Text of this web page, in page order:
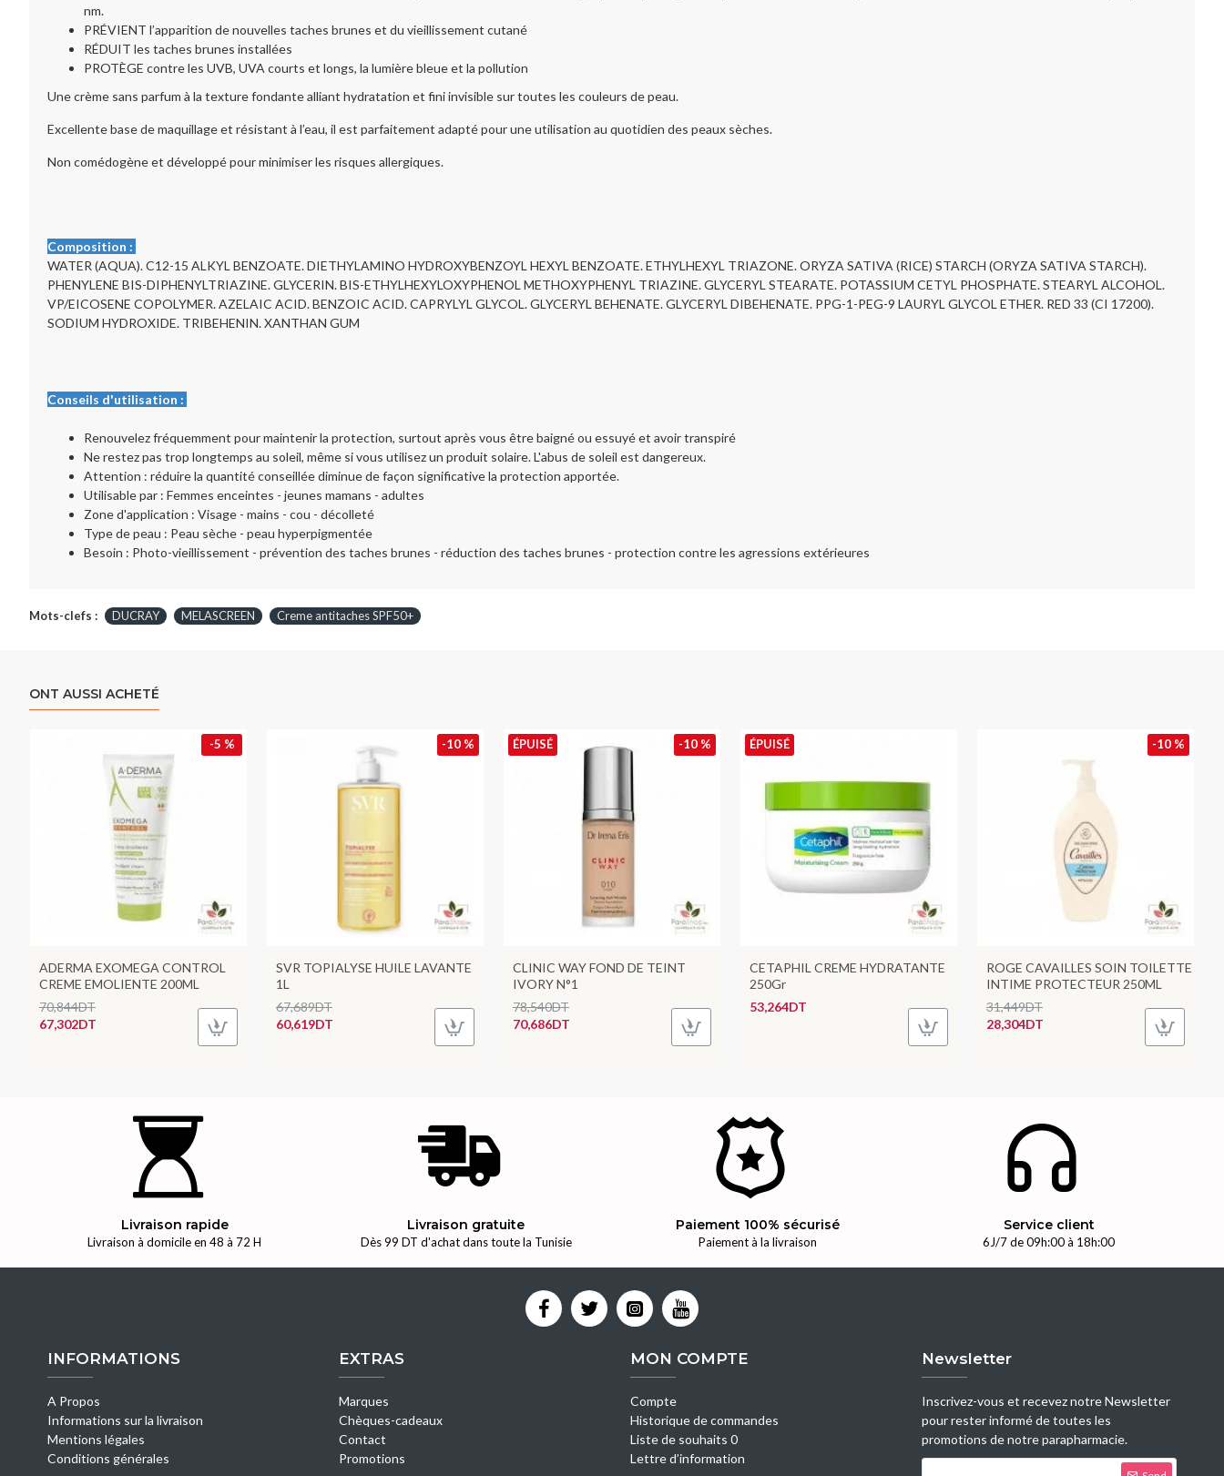
nm.
PRÉVIENT l’apparition de nouvelles taches brunes et du vieillissement cutané
RÉDUIT les taches brunes installées
PROTÈGE contre les UVB, UVA courts et longs, la lumière bleue et la pollution
Une crème sans parfum à la texture fondante alliant hydratation et fini invisible sur toutes les couleurs de peau.
Excellente base de maquillage et résistant à l’eau, il est parfaitement adapté pour une utilisation au quotidien des peaux sèches.
Non comédogène et développé pour minimiser les risques allergiques.
Composition :
WATER (AQUA). C12-15 ALKYL BENZOATE. DIETHYLAMINO HYDROXYBENZOYL HEXYL BENZOATE. ETHYLHEXYL TRIAZONE. ORYZA SATIVA (RICE) STARCH (ORYZA SATIVA STARCH).
PHENYLENE BIS-DIPHENYLTRIAZINE. GLYCERIN. BIS-ETHYLHEXYLOXYPHENOL METHOXYPHENYL TRIAZINE. GLYCERYL STEARATE. POTASSIUM CETYL PHOSPHATE. STEARYL ALCOHOL.
VP/EICOSENE COPOLYMER. AZELAIC ACID. BENZOIC ACID. CAPRYLYL GLYCOL. GLYCERYL BEHENATE. GLYCERYL DIBEHENATE. PPG-1-PEG-9 LAURYL GLYCOL ETHER. RED 33 (CI 17200).
SODIUM HYDROXIDE. TRIBEHENIN. XANTHAN GUM
Conseils d'utilisation :
Renouvelez fréquemment pour maintenir la protection, surtout après vous être baigné ou essuyé et avoir transpiré
Ne restez pas trop longtemps au soleil, même si vous utilisez un produit solaire. L'abus de soleil est dangereux.
Attention : réduire la quantité conseillée diminue de façon significative la protection apportée.
Utilisable par : Femmes enceintes - jeunes mamans - adultes
Zone d'application : Visage - mains - cou - décolleté
Type de peau : Peau sèche - peau hyperpigmentée
Besoin : Photo-vieillissement - prévention des taches brunes - réduction des taches brunes - protection contre les agressions extérieures
Mots-clefs : DUCRAY MELASCREEN Creme antitaches SPF50+
ONT AUSSI ACHETÉ
-5 %
ADERMA EXOMEGA CONTROL
CREME EMOLIENTE 200ML
67,302DT
70,844DT
-10 %
SVR TOPIALYSE HUILE LAVANTE
1L
60,619DT
67,689DT
-10 %
ÉPUISÉ
CLINIC WAY FOND DE TEINT
IVORY N°1
70,686DT
78,540DT
ÉPUISÉ
CETAPHIL CREME HYDRATANTE
250Gr
53,264DT
-10 %
ROGE CAVAILLES SOIN TOILETTE
INTIME PROTECTEUR 250ML
28,304DT
31,449DT
Livraison rapide
Livraison à domicile en 48 à 72 H
Livraison gratuite
Dès 99 DT d'achat dans toute la Tunisie
Paiement 100% sécurisé
Paiement à la livraison
Service client
6J/7 de 09h:00 à 18h:00
INFORMATIONS
A Propos
Informations sur la livraison
Mentions légales
Conditions générales
EXTRAS
Marques
Chèques-cadeaux
Contact
Promotions
MON COMPTE
Compte
Historique de commandes
Liste de souhaits 0
Lettre d’information
Newsletter
Inscrivez-vous et recevez notre Newsletter
pour rester informé de toutes les
promotions de notre parapharmacie.